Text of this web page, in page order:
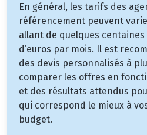
En général, les tarifs des
référencement peuvent
allant de quelques
d’euros par mois. Il est
des devis personnalisés à
comparer les offres en
et des résultats attendus
qui correspond le mieux à
budget.